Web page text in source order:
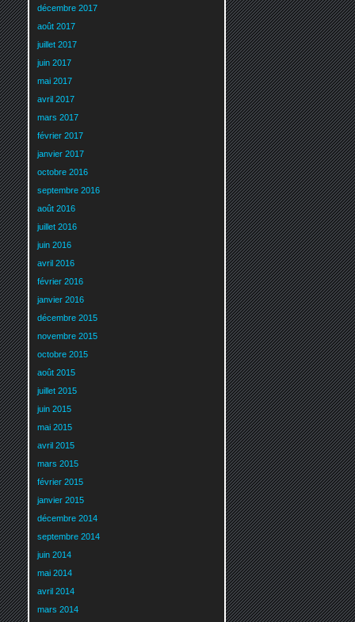
décembre 2017
août 2017
juillet 2017
juin 2017
mai 2017
avril 2017
mars 2017
février 2017
janvier 2017
octobre 2016
septembre 2016
août 2016
juillet 2016
juin 2016
avril 2016
février 2016
janvier 2016
décembre 2015
novembre 2015
octobre 2015
août 2015
juillet 2015
juin 2015
mai 2015
avril 2015
mars 2015
février 2015
janvier 2015
décembre 2014
septembre 2014
juin 2014
mai 2014
avril 2014
mars 2014